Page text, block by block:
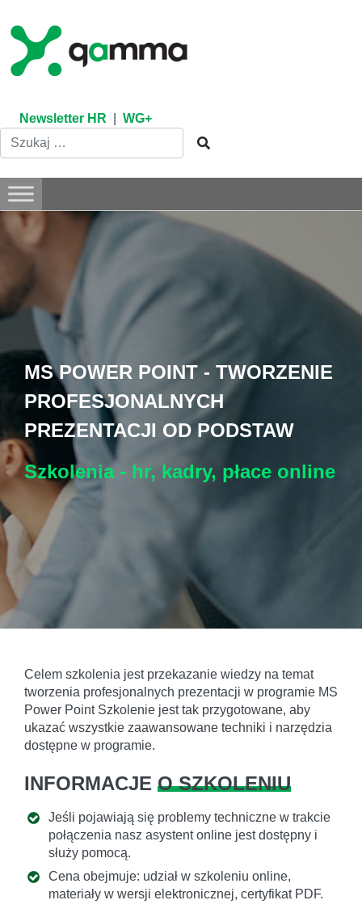
content
Newsletter HR WG+
MS POWER POINT - TWORZENIE
PROFESJONALNYCH
PREZENTACJI OD PODSTAW
Szkolenia - hr, kadry, płace online
Celem szkolenia jest przekazanie wiedzy na temat
tworzenia profesjonalnych prezentacji w programie MS
Power Point Szkolenie jest tak przygotowane, aby
ukazać wszystkie zaawansowane techniki i narzędzia
dostępne w programie.
INFORMACJE O SZKOLENIU
Jeśli pojawiają się problemy techniczne w trakcie
połączenia nasz asystent online jest dostępny i
służy pomocą.
Cena obejmuje: udział w szkoleniu online,
materiały w wersji elektronicznej, certyfikat PDF.